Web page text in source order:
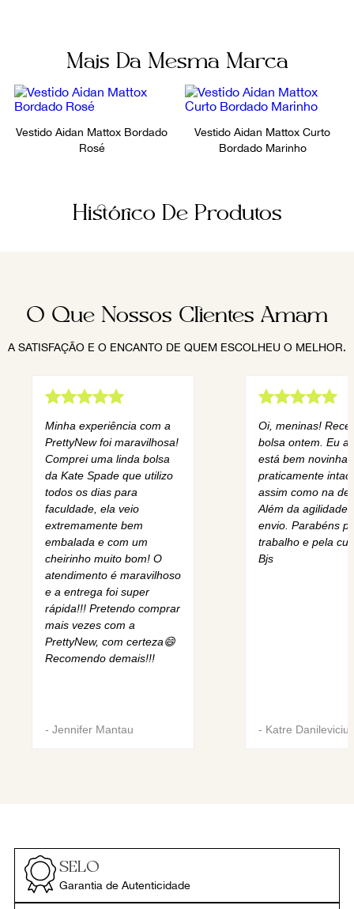
Mais Da Mesma Marca
Vestido Aidan Mattox Bordado
Rosé
Vestido Aidan Mattox Curto
Bordado Marinho
Histórico De Produtos
O Que Nossos Clientes Amam
A SATISFAÇÃO E O ENCANTO DE QUEM ESCOLHEU O MELHOR.
Minha experiência com a
PrettyNew foi maravilhosa!
Comprei uma linda bolsa
da Kate Spade que utilizo
todos os dias para
faculdade, ela veio
extremamente bem
embalada e com um
cheirinho muito bom! O
atendimento é maravilhoso
e a entrega foi super
rápida!!! Pretendo comprar
mais vezes com a
PrettyNew, com certeza😄
Recomendo demais!!!
- Jennifer Mantau
Oi, meninas!
bolsa ontem. Eu
está bem novinha,
praticamente
assim como na
Além da agilidade
envio. Parabéns
trabalho e pela
Bjs
- Katre Danilevicius
SELO
Garantia de Autenticidade